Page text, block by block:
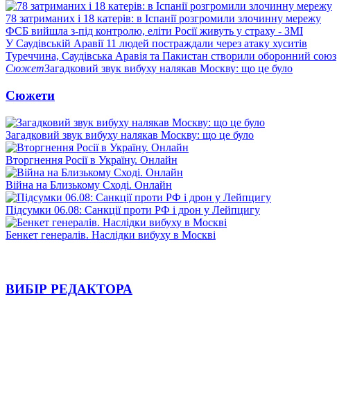
78 затриманих і 18 катерів: в Іспанії розгромили злочинну мережу
ФСБ вийшла з-під контролю, еліти Росії живуть у страху - ЗМІ
У Саудівській Аравії 11 людей постраждали через атаку хуситів
Туреччина, Саудівська Аравія та Пакистан створили оборонний союз
СюжетЗагадковий звук вибуху налякав Москву: що це було
Сюжети
Загадковий звук вибуху налякав Москву: що це було
Вторгнення Росії в Україну. Онлайн
Війна на Близькому Сході. Онлайн
Підсумки 06.08: Санкції проти РФ і дрон у Лейпцигу
Бенкет генералів. Наслідки вибуху в Москві
ВИБІР РЕДАКТОРА